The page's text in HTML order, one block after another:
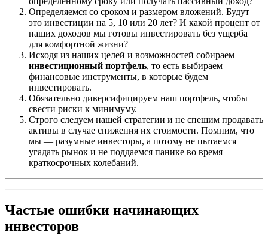
Определяемся со сроком и размером вложений. Будут
это инвестиции на 5, 10 или 20 лет? И какой процент от
наших доходов мы готовы инвестировать без ущерба
для комфортной жизни?
Исходя из наших целей и возможностей собираем
инвестиционный портфель, то есть выбираем
финансовые инструменты, в которые будем
инвестировать.
Обязательно диверсифицируем наш портфель, чтобы
свести риски к минимуму.
Строго следуем нашей стратегии и не спешим продавать
активы в случае снижения их стоимости. Помним, что
мы — разумные инвесторы, а потому не пытаемся
угадать рынок и не поддаемся панике во время
краткосрочных колебаний.
Частые ошибки начинающих
инвесторов